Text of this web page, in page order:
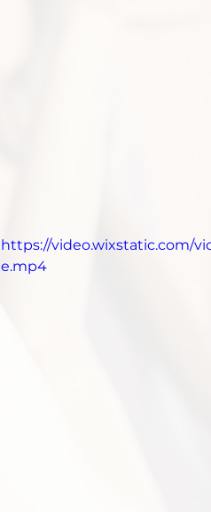
https://video.wixstatic.com/
e.mp4